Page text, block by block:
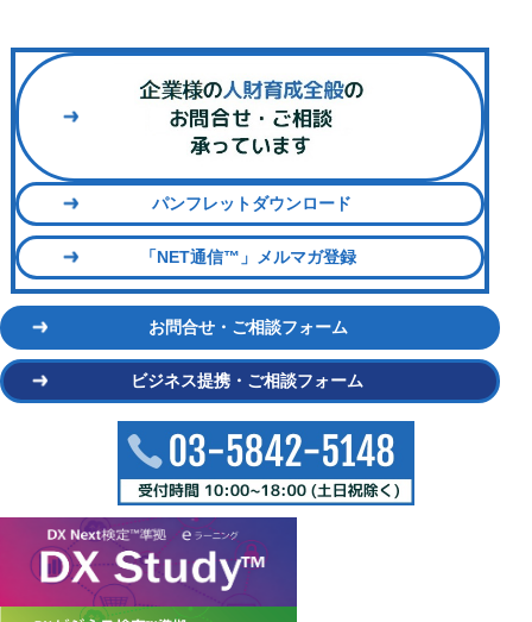
パンフレットダウンロード
「NET通信™」メルマガ登録
お問合せ・ご相談フォーム
ビジネス提携・ご相談フォーム